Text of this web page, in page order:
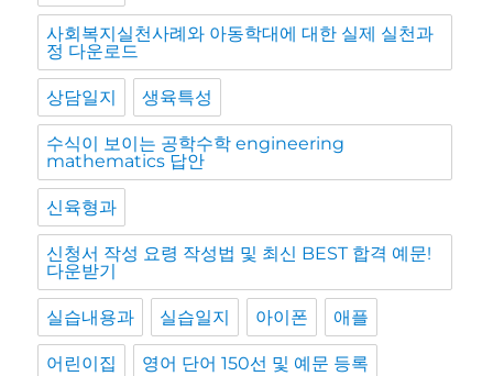
사회복지실천사례와 아동학대에 대한 실제 실천과
정 다운로드
상담일지 생육특성
수식이 보이는 공학수학 engineering
mathematics 답안
신육형과
신청서 작성 요령 작성법 및 최신 BEST 합격 예문!
다운받기
실습내용과 실습일지 아이폰 애플
어린이집 영어 단어 150선 및 예문 등록